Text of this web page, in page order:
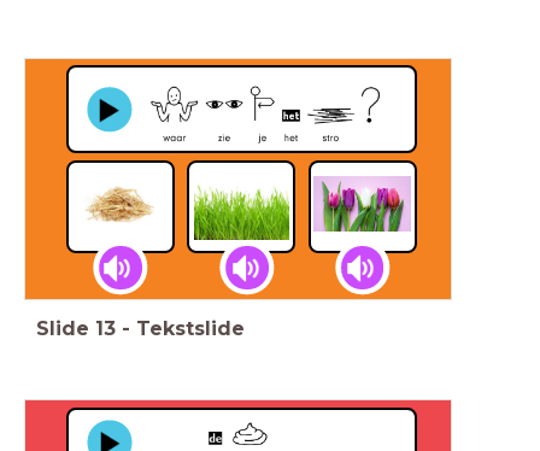
Slide 13 - Tekstslide